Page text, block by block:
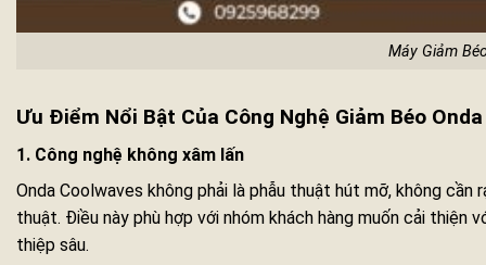
Máy Giảm
Ưu Điểm Nổi Bật Của Công Nghệ Giảm Béo
1. Công nghệ không xâm lấn
Onda Coolwaves không phải là phẫu thuật hút mỡ, không
thuật. Điều này phù hợp với nhóm khách hàng muốn cải thiện
thiệp sâu.